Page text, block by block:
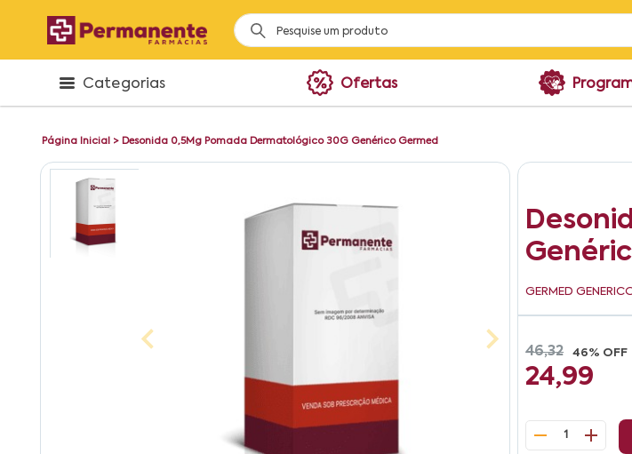
Categorias Ofertas
Página Inicial > Desonida 0,5Mg Pomada Dermatológico 30G Genérico Germed
GERMED
46,32 46% OFF
24,99
1